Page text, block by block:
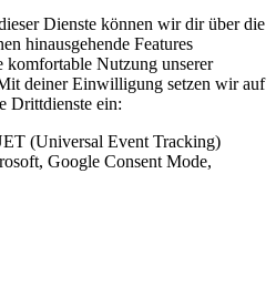
Dienste können wir dir über die
hinausgehende Features
komfortable Nutzung unserer
deiner Einwilligung setzen wir auf
Drittdienste ein:
(Universal Event Tracking)
Google Consent Mode,